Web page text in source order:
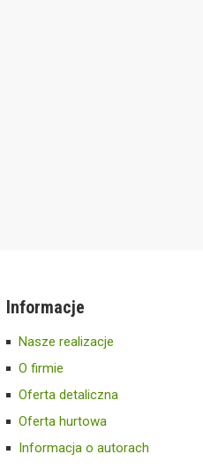
Informacje
Nasze realizacje
O firmie
Oferta detaliczna
Oferta hurtowa
Informacja o autorach